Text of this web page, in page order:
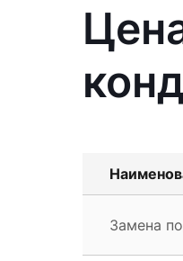
Замена